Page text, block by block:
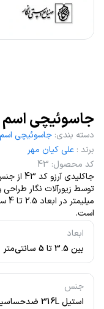
جاسوئیچی اسم
ابعاد
بین 3.5 تا 5 سانتی‌متر
جنس
استیل 316L ضدحساسیت
دسته بندی: جاسوئیچی اسم
برند : علی کیان مهر
کد محصول:
43
است.